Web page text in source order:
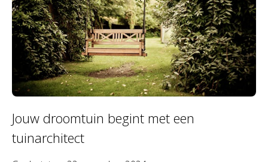
Jouw droomtuin begint met een
tuinarchitect